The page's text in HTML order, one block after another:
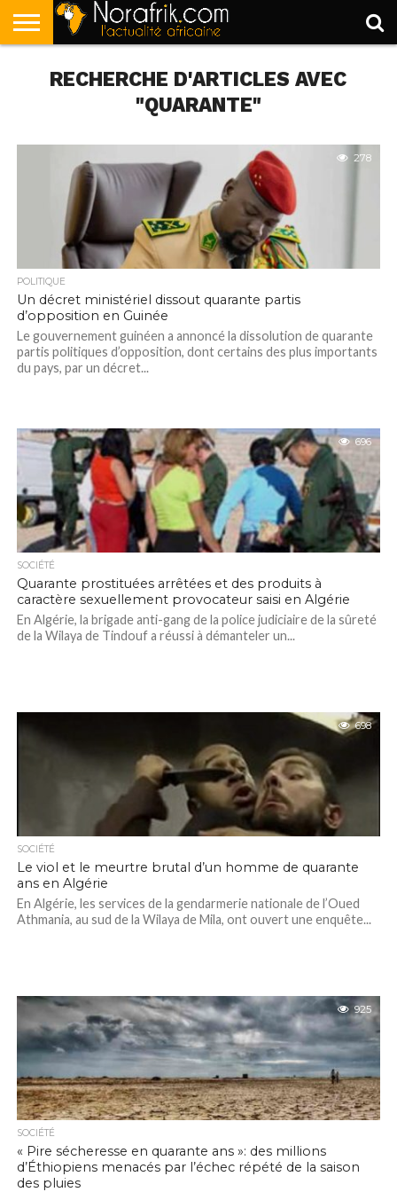
POLITIQUE
SOCIÉTÉ
ECONOMIE
SPORT
LIFESTYLE
RECHERCHE D'ARTICLES AVEC
"QUARANTE"
278
POLITIQUE
Un décret ministériel dissout quarante partis
d’opposition en Guinée
Le gouvernement guinéen a annoncé la dissolution de quarante
partis politiques d’opposition, dont certains des plus importants
du pays, par un décret...
696
SOCIÉTÉ
Quarante prostituées arrêtées et des produits à
caractère sexuellement provocateur saisi en Algérie
En Algérie, la brigade anti-gang de la police judiciaire de la sûreté
de la Wilaya de Tindouf a réussi à démanteler un...
698
SOCIÉTÉ
Le viol et le meurtre brutal d’un homme de quarante
ans en Algérie
En Algérie, les services de la gendarmerie nationale de l’Oued
Athmania, au sud de la Wilaya de Mila, ont ouvert une enquête...
925
SOCIÉTÉ
« Pire sécheresse en quarante ans »: des millions
d’Éthiopiens menacés par l’échec répété de la saison
des pluies